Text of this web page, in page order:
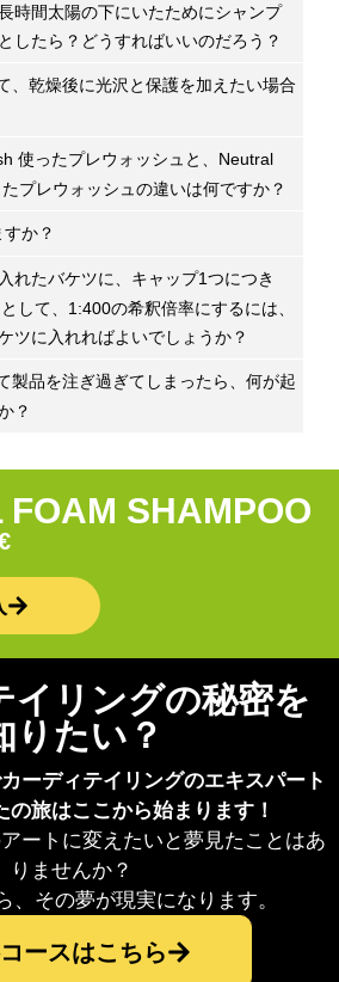
時間太陽の下にいたためにシャンプ
したら？どうすればいいのだろう？
、乾燥後に光沢と保護を加えたい場合
使ったプレウォッシュと、Neutral
プレウォッシュの違いは何ですか？
か？
れたバケツに、キャップ1つにつき
して、1:400の希釈倍率にするには、
ツに入れればよいでしょうか？
製品を注ぎ過ぎてしまったら、何が起
？
FOAM SHAMPOO
イリングの秘密を
りたい？
ーディテイリングのエキスパート
の旅はここから始まります！
ートに変えたいと夢見たことはあ
りませんか？
、その夢が現実になります。
ースはこちら